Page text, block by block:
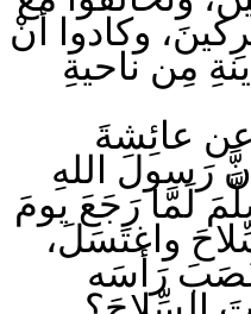
وكادوا أنْ
مِن ناحيةِ
عائِشةَ
رَسولَ اللهِ
لَمَّا رَجَعَ يومَ
واغتَسَلَ،
عَصَبَ رَأسَه